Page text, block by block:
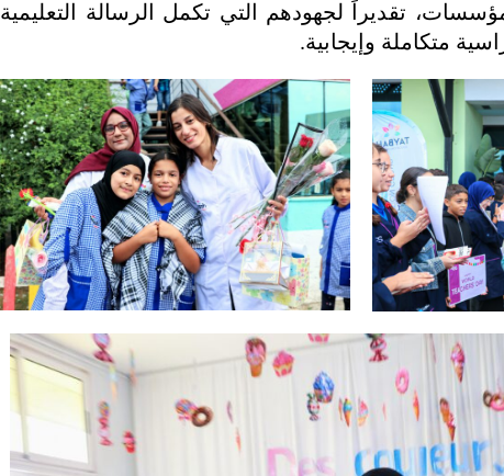
تقديراً لجهودهم التي تكمل الرسالة التعليمية
متكاملة وإيجابية.